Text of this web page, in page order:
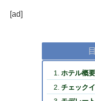
[ad]
ホテル概要
チェック